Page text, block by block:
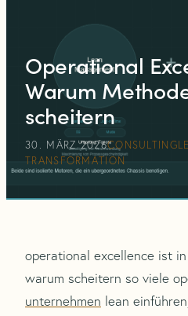
Operational
Warum
scheitern
30. MÄRZ 2026CONSULTING
TRANSFORMATION
operational excellence ist
warum scheitern so viele
unternehmen lean